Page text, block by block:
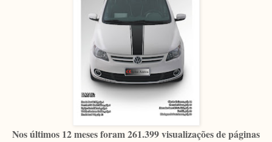
Nos últimos 12 meses foram 261.399 visualizações de páginas